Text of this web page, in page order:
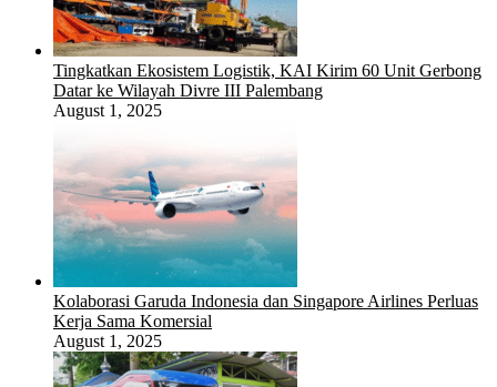
Tingkatkan Ekosistem Logistik, KAI Kirim 60 Unit Gerbong
Datar ke Wilayah Divre III Palembang
August 1, 2025
Kolaborasi Garuda Indonesia dan Singapore Airlines Perluas
Kerja Sama Komersial
August 1, 2025